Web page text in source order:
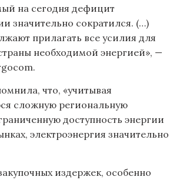
на сегодня дефицит
значительно сократился. (…)
прилагать все усилия для
необходимой энергией», —
что, «учитывая
сложную региональную
доступность энергии
электроэнергия значительно
издержек, особенно